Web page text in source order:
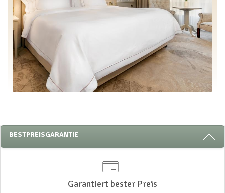
3 GRÜNDE, BEI UNS ZU BLEIBEN
BESTPREISGARANTIE
Garantiert bester Preis